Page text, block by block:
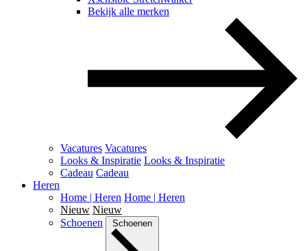
Bekijk alle merken
Vacatures Vacatures
Looks & Inspiratie Looks & Inspiratie
Cadeau Cadeau
Heren
Home | Heren Home | Heren
Nieuw Nieuw
Schoenen
Schoenen